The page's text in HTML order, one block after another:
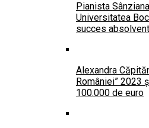
Pianista
Universitatea
succes
Alexandra
României” 2023
100.000 de euro